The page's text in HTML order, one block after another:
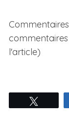
l'article)